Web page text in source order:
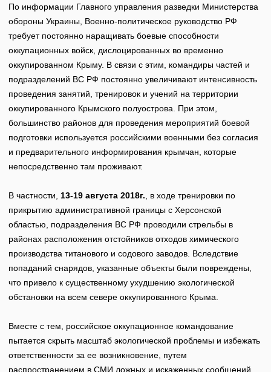
По информации Главного управления разведки Министерства
обороны Украины, Военно-политическое руководство РФ
требует постоянно наращивать боевые способности
оккупационных войск, дислоцированных во временно
оккупированном Крыму. В связи с этим, командиры частей и
подразделений ВС РФ постоянно увеличивают интенсивность
проведения занятий, тренировок и учений на территории
оккупированного Крымского полуострова. При этом,
большинство районов для проведения мероприятий боевой
подготовки используется российскими военными без согласия
и предварительного информирования крымчан, которые
непосредственно там проживают.
В частности, 13-19 августа 2018г. , в ходе тренировки по
прикрытию административной границы с Херсонской
областью, подразделения ВС РФ проводили стрельбы в
районах расположения отстойников отходов химического
производства титанового и содового заводов. Вследствие
попаданий снарядов, указанные объекты были повреждены,
что привело к существенному ухудшению экологической
обстановки на всем севере оккупированного Крыма.
Вместе с тем, российское оккупационное командование
пытается скрыть масштаб экологической проблемы и избежать
ответственности за ее возникновение, путем
распространением в СМИ ложных и искаженных сообщений